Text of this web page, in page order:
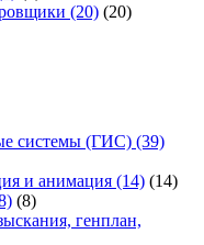
(20) (20)
системы (ГИС) (39)
и анимация (14) (14)
(8)
генплан,